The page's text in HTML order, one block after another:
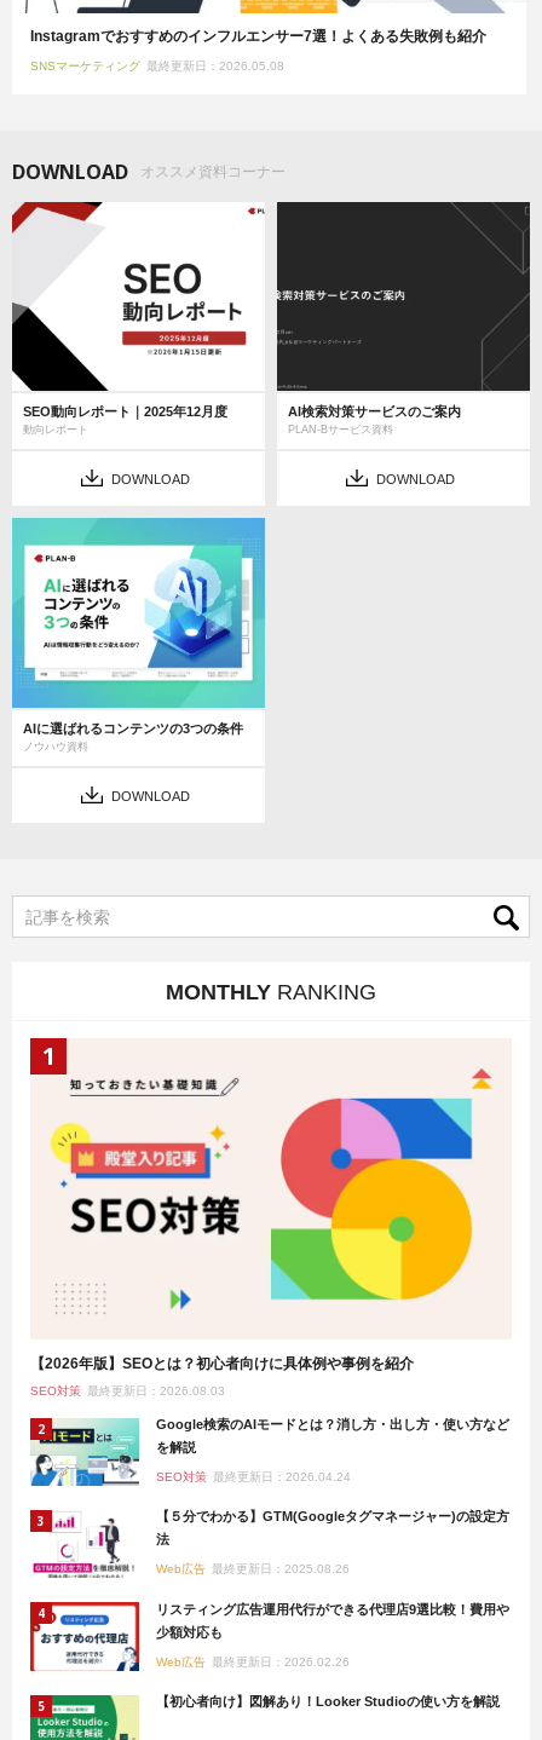
Instagramでおすすめのインフルエンサー7選！よくある失敗例も紹介
SNSマーケティング 最終更新日：2026.05.08
DOWNLOAD オススメ資料コーナー
SEO動向レポート｜2025年12月度
動向レポート
DOWNLOAD
AI検索対策サービスのご案内
PLAN-Bサービス資料
DOWNLOAD
AIに選ばれるコンテンツの3つの条件
ノウハウ資料
DOWNLOAD
MONTHLY RANKING
【2026年版】SEOとは？初心者向けに具体例や事例を紹介
SEO対策 最終更新日：2026.08.03
Google検索のAIモードとは？消し方・出し方・使い方など
を解説
SEO対策 最終更新日：2026.04.24
【５分でわかる】GTM(Googleタグマネージャー)の設定方
法
Web広告 最終更新日：2025.08.26
リスティング広告運用代行ができる代理店9選比較！費用や
少額対応も
Web広告 最終更新日：2026.02.26
【初心者向け】図解あり！Looker Studioの使い方を解説